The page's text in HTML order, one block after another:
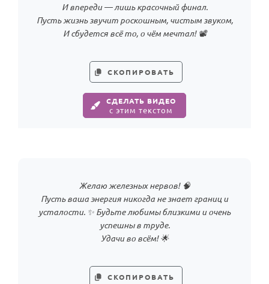
И впереди — лишь красочный финал.
Пусть жизнь звучит роскошным, чистым звуком,
И сбудется всё то, о чём мечтал! 📽️
СКОПИРОВАТЬ
СДЕЛАТЬ ВИДЕО
с этим текстом
Желаю железных нервов! 🧠
Пусть ваша энергия никогда не знает границ и
усталости. ✨ Будьте любимы близкими и очень
успешны в труде.
Удачи во всём! 🌟
СКОПИРОВАТЬ